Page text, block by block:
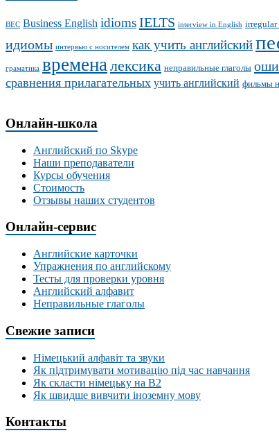
BEC Business English idiomsIELTS interview in English irregular
идиомы интервью с носителем как учить английский
граматика временалексика неправильные глаголы
сравнения прилагательных учить английский фильмы
Онлайн-школа
Английский по Skype
Наши преподаватели
Курсы обучения
Стоимость
Отзывы наших студентов
Онлайн-сервис
Английские карточки
Упражнения по английскому
Тесты для проверки уровня
Английский алфавит
Неправильные глаголы
Свежие записи
Німецький алфавіт та звуки
Як підтримувати мотивацію під час навчання
Як скласти німецьку на В2
Як швидше вивчити іноземну мову
Контакты